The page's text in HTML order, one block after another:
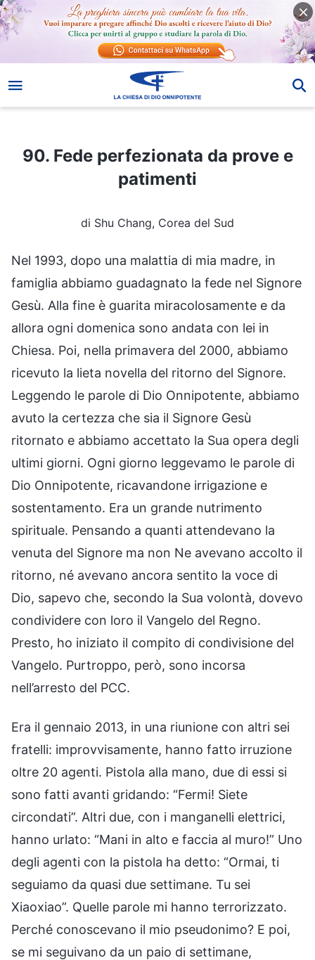
90. Fede perfezionata da prove e patimenti
90. Fede perfezionata da prove e
patimenti
di Shu Chang, Corea del Sud
Nel 1993, dopo una malattia di mia madre, in
famiglia abbiamo guadagnato la fede nel Signore
Gesù. Alla fine è guarita miracolosamente e da
allora ogni domenica sono andata con lei in
Chiesa. Poi, nella primavera del 2000, abbiamo
ricevuto la lieta novella del ritorno del Signore.
Leggendo le parole di Dio Onnipotente, abbiamo
avuto la certezza che sia il Signore Gesù
ritornato e abbiamo accettato la Sua opera degli
ultimi giorni. Ogni giorno leggevamo le parole di
Dio Onnipotente, ricavandone irrigazione e
sostentamento. Era un grande nutrimento
spirituale. Pensando a quanti attendevano la
venuta del Signore ma non Ne avevano accolto il
ritorno, né avevano ancora sentito la voce di
Dio, sapevo che, secondo la Sua volontà, dovevo
condividere con loro il Vangelo del Regno.
Presto, ho iniziato il compito di condivisione del
Vangelo. Purtroppo, però, sono incorsa
nell’arresto del PCC.
Era il gennaio 2013, in una riunione con altri sei
fratelli: improvvisamente, hanno fatto irruzione
oltre 20 agenti. Pistola alla mano, due di essi si
sono fatti avanti gridando: “Fermi! Siete
circondati”. Altri due, con i manganelli elettrici,
hanno urlato: “Mani in alto e faccia al muro!” Uno
degli agenti con la pistola ha detto: “Ormai, ti
seguiamo da quasi due settimane. Tu sei
Xiaoxiao”. Quelle parole mi hanno terrorizzato.
Perché conoscevano il mio pseudonimo? E poi,
se mi seguivano da un paio di settimane,